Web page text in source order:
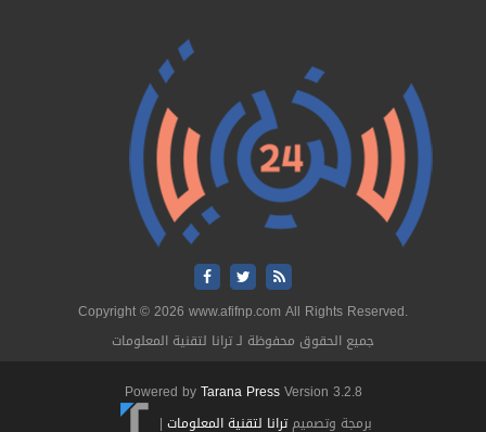
Copyright © 2026 www.afifnp.com All Rights Reserved.
جميع الحقوق محفوظة لـ ترانا لتقنية المعلومات
Powered byTarana PressVersion 3.2.8
برمجة وتصميمترانا لتقنية المعلومات |